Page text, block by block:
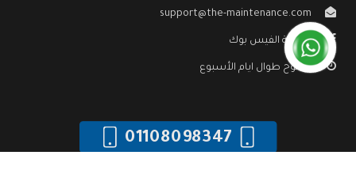
support@the-maintenance.com
صفحة الفيس بوك
مفتوح طوال ايام الأسبوع
01108098347